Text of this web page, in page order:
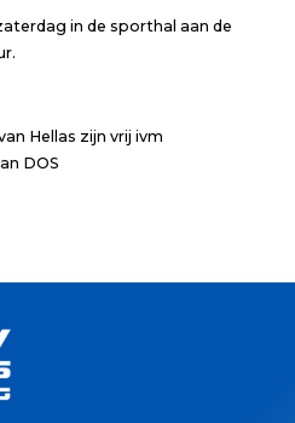
in de sporthal aan de
Hellas zijn vrij ivm
DOS